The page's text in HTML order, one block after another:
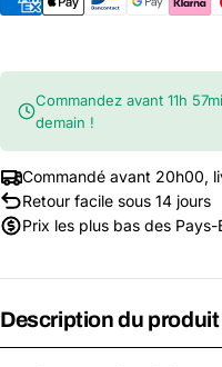
Commandez avant 11h 57
demain !
Commandé avant 20h00,
Retour facile sous 14 jours
Prix les plus bas des Pays-
Description du produit